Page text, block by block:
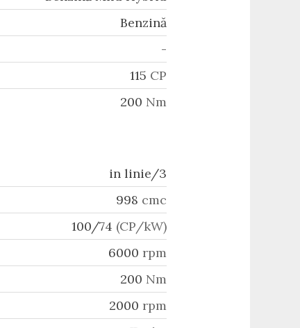
Benzină
-
115 CP
200 Nm
in linie/3
998 cmc
100/74 (CP/kW)
6000 rpm
200 Nm
2000 rpm